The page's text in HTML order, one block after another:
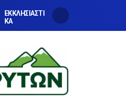
ΕΚΚΛΗΣΙΑΣΤΙ
ΚΑ